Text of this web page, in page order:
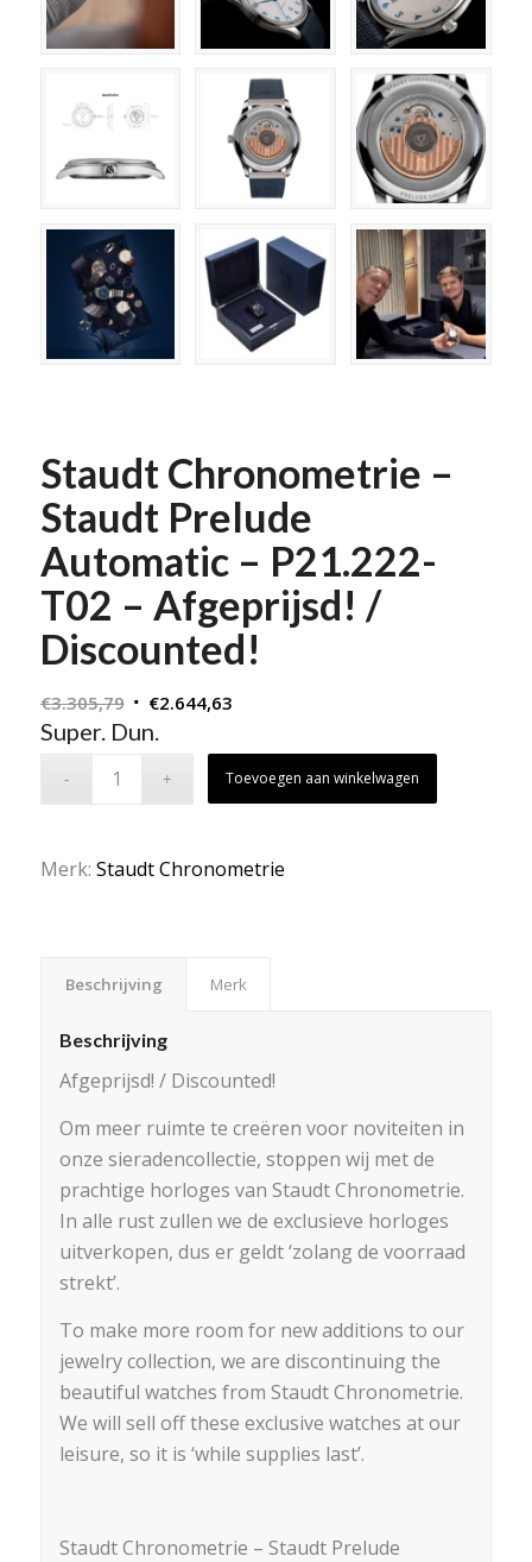
Staudt Chronometrie –
Staudt Prelude
Automatic – P21.222-
T02 – Afgeprijsd! /
Discounted!
€3.305,79 Oorspronkelijke
prijs
€3.305,79.
€2.644,63Huidige
is:
€2.644,63.
Super. Dun.
Toevoegen aan winkelwagen
Merk: Staudt Chronometrie
Beschrijving Merk
Beschrijving
Afgeprijsd! / Discounted!
Om meer ruimte te creëren voor noviteiten in
onze sieradencollectie, stoppen wij met de
prachtige horloges van Staudt Chronometrie.
In alle rust zullen we de exclusieve horloges
uitverkopen, dus er geldt ‘zolang de voorraad
strekt’.
To make more room for new additions to our
jewelry collection, we are discontinuing the
beautiful watches from Staudt Chronometrie.
We will sell off these exclusive watches at our
leisure, so it is ‘while supplies last’.
Staudt Chronometrie – Staudt Prelude